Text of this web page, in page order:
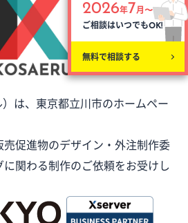
は、 東京都立川市のホームペー
促進物のデザイン・外注制作委
関わる制作のご依頼をお受けし
2026年7月〜
ご相談はいつでもOK!
無料で相談する